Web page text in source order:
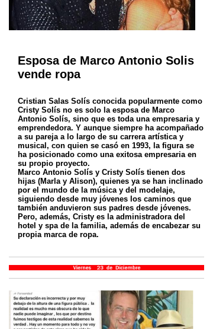
Esposa de Marco Antonio Solis
vende ropa
Cristian Salas Solís conocida popularmente como
Cristy Solís no es solo la esposa de Marco
Antonio Solís, sino que es toda una empresaria y
emprendedora. Y aunque siempre ha acompañado
a su pareja a lo largo de su carrera artística y
musical, con quien se casó en 1993, la figura se
ha posicionado como una exitosa empresaria en
su propio proyecto.
Marco Antonio Solís y Cristy Solís tienen dos
hijas (Marla y Alison), quienes ya se han inclinado
por el mundo de la música y del modelaje,
siguiendo desde muy jóvenes los caminos que
también anduvieron sus padres desde jóvenes.
Pero, además, Cristy es la administradora del
hotel y spa de la familia, además de encabezar su
propia marca de ropa.